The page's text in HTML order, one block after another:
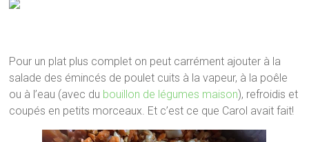
Pour un plat plus complet on peut carrément ajouter à la
salade des émincés de poulet cuits à la vapeur, à la poêle
ou à l’eau (avec du bouillon de légumes maison), refroidis et
coupés en petits morceaux. Et c’est ce que Carol avait fait!